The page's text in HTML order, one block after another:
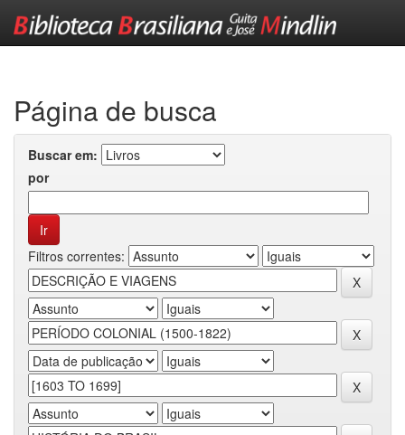
Página de busca
Buscar em:
por
Filtros correntes: